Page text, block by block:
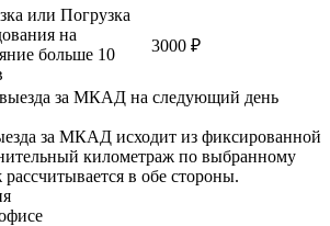
или Погрузка
на
больше 10
3000 ₽
выезда за МКАД на следующий день
за МКАД исходит из фиксированной
километраж по выбранному
в обе стороны.